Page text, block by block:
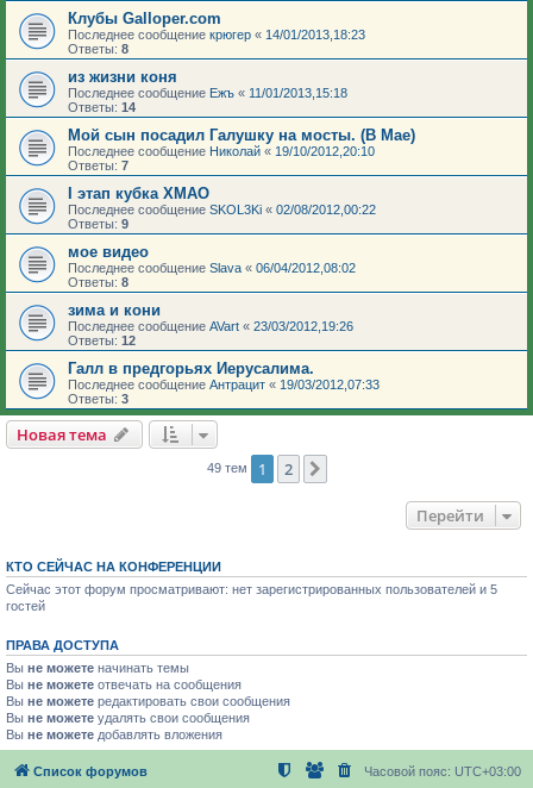
Клубы Galloper.com
Последнее сообщение крюгер « 14/01/2013,18:23
Ответы: 8
из жизни коня
Последнее сообщение Ежъ « 11/01/2013,15:18
Ответы: 14
Мой сын посадил Галушку на мосты. (В Мае)
Последнее сообщение Николай « 19/10/2012,20:10
Ответы: 7
I этап кубка ХМАО
Последнее сообщение SKOL3Ki « 02/08/2012,00:22
Ответы: 9
мое видео
Последнее сообщение Slava « 06/04/2012,08:02
Ответы: 8
зима и кони
Последнее сообщение AVart « 23/03/2012,19:26
Ответы: 12
Галл в предгорьях Иерусалима.
Последнее сообщение Антрацит « 19/03/2012,07:33
Ответы: 3
Новая тема
49 тем 1 2
Перейти
КТО СЕЙЧАС НА КОНФЕРЕНЦИИ
Сейчас этот форум просматривают: нет зарегистрированных пользователей и 5
гостей
ПРАВА ДОСТУПА
Вы не можете начинать темы
Вы не можете отвечать на сообщения
Вы не можете редактировать свои сообщения
Вы не можете удалять свои сообщения
Вы не можете добавлять вложения
Список форумов Часовой пояс: UTC+03:00